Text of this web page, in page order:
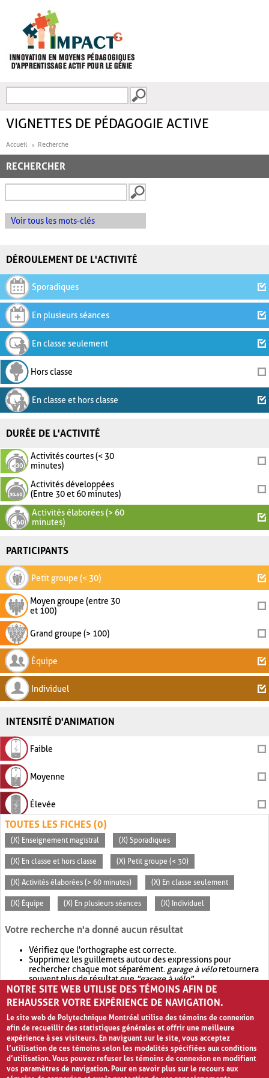
FORMULAIRE DE
VIGNETTES DE PÉDAGOGIE ACTIVE
Accueil Recherche
RECHERCHER
Voir tous les mots-clés
DÉROULEMENT DE L'ACTIVITÉ
Sporadiques
En plusieurs séances
En classe seulement
Hors classe
En classe et hors classe
DURÉE DE L'ACTIVITÉ
Activités courtes (< 30
minutes)
Activités développées
(Entre 30 et 60 minutes)
Activités élaborées (> 60
minutes)
PARTICIPANTS
Petit groupe (< 30)
Moyen groupe (entre 30
et 100)
Grand groupe (> 100)
Équipe
Individuel
INTENSITÉ D'ANIMATION
Faible
Moyenne
Élevée
TOUTES LES FICHES (0)
(X) Enseignement magistral (X) Sporadiques
(X) En classe et hors classe (X) Petit groupe (< 30)
(X) Activités élaborées (> 60 minutes) (X) En classe seulement
(X) Équipe (X) En plusieurs séances (X) Individuel
Votre recherche n'a donné aucun résultat
Vérifiez que l'orthographe est correcte.
Supprimez les guillemets autour des expressions pour
rechercher chaque mot séparément. garage à véloretournera
souvent plus de résultat que"garage à vélo".
Envisagez d'élargir votre recherche avec OR.garage OR vélo
retournera souvent plus de résultat quegarage à vélo
NOTRE SITE WEB UTILISE DES TÉMOINS AFIN DE
REHAUSSER VOTRE EXPÉRIENCE DE NAVIGATION.
Le site web de Polytechnique Montréal utilise des témoins de connexion
afin de recueillir des statistiques générales et offrir une meilleure
expérience à ses visiteurs. En naviguant sur le site, vous acceptez
l’utilisation de ces témoins selon les modalités spécifiées aux conditions
d’utilisation. Vous pouvez refuser les témoins de connexion en modifiant
vos paramètres de navigation. Pour en savoir plus sur le recours aux